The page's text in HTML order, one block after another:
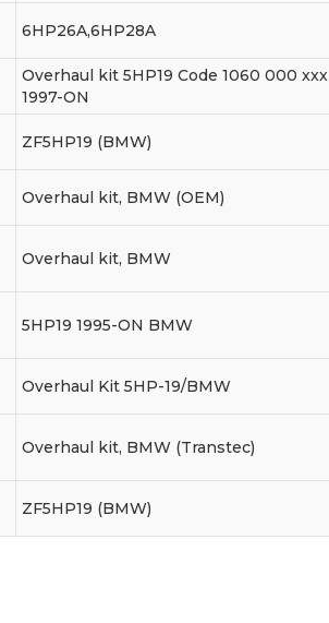
6HP26A,6HP28A
Overhaul kit 5HP19 Code 1060 000 xxx
1997-ON
ZF5HP19 (BMW)
Overhaul kit, BMW (OEM)
Overhaul kit, BMW
5HP19 1995-ON BMW
Overhaul Kit 5HP-19/BMW
Overhaul kit, BMW (Transtec)
ZF5HP19 (BMW)